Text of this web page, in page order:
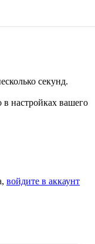
секунд.
настройках вашего
войдите в аккаунт